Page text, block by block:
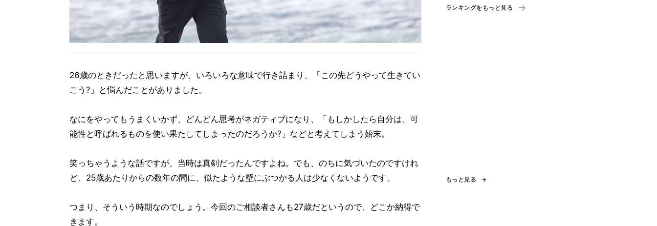
26歳のときだったと思いますが、いろいろな意味で行き詰まり、「この先どうやって生きてい
こう?」と悩んだことがありました。
なにをやってもうまくいかず、どんどん思考がネガティブになり、「もしかしたら自分は、可
能性と呼ばれるものを使い果たしてしまったのだろうか?」などと考えてしまう始末。
笑っちゃうような話ですが、当時は真剣だったんですよね。でも、のちに気づいたのですけれ
ど、25歳あたりからの数年の間に、似たような壁にぶつかる人は少なくないようです。
つまり、そういう時期なのでしょう。今回のご相談者さんも27歳だというので、どこか納得で
きます。
ランキングをもっと見る
もっと見る